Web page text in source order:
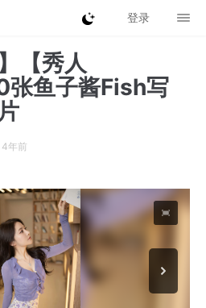
登录
【秀人
鱼子酱Fish写
4年前